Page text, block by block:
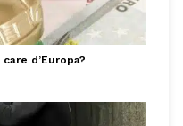
d’Europa?